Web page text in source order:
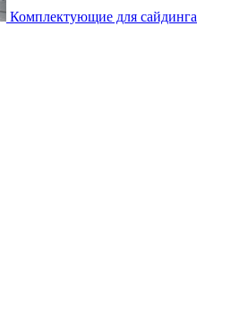
Комплектующие для сайдинга